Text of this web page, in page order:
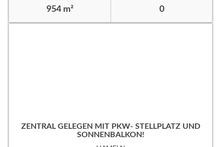
954 m² 0
ZENTRAL GELEGEN MIT PKW- STELLPLATZ UND
SONNENBALKON!